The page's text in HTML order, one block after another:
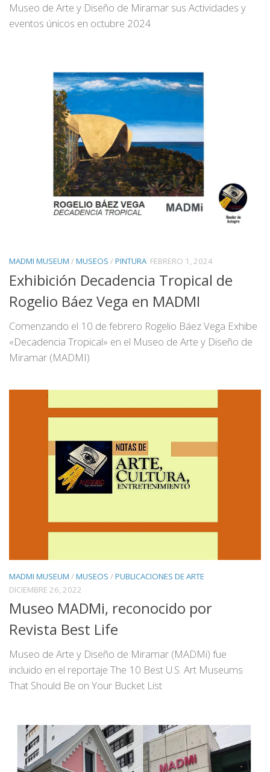
Museo de Arte y Diseño de Miramar sus Actividades y
eventos únicos en octubre 2024
MADMI MUSEUM /MUSEOS /PINTURA FEBRERO 1, 2024
Exhibición Decadencia Tropical de
Rogelio Báez Vega en MADMI
Comenzando el 10 de febrero Rogelio Báez Vega Exhibe
«Decadencia Tropical» en el Museo de Arte y Diseño de
Miramar (MADMI)
MADMI MUSEUM /MUSEOS /PUBLICACIONES DE ARTE
DICIEMBRE 26, 2022
Museo MADMi, reconocido por
Revista Best Life
Museo de Arte y Diseño de Miramar (MADMi) fue
incluido en el reportaje The 10 Best U.S. Art Museums
That Should Be on Your Bucket List